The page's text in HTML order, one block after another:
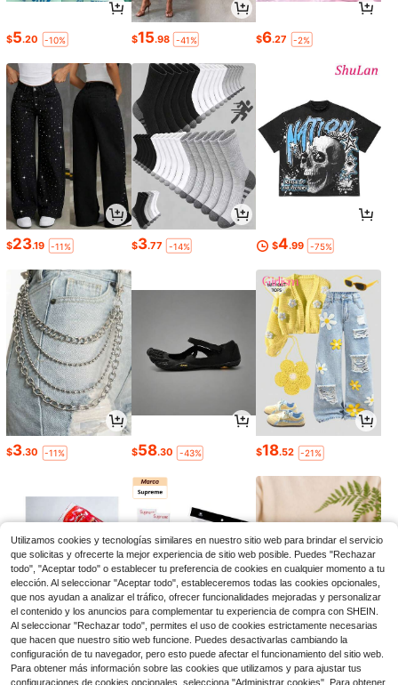
$5.20 -10% $15.98 -41% $6.27 -2%
$23.19 -11% $3.77 -14% $4.99 -75%
$3.30 -11% $58.30 -43% $18.52 -21%
$4.77 -18% $27.99 -44% $5.87 -20%
Utilizamos cookies y tecnologías similares en nuestro sitio web para brindar el servicio
que solicitas y ofrecerte la mejor experiencia de sitio web posible. Puedes "Rechazar
todo", "Aceptar todo" o establecer tu preferencia de cookies en cualquier momento a tu
elección. Al seleccionar "Aceptar todo", estableceremos todas las cookies opcionales,
que nos ayudan a analizar el tráfico, ofrecer funcionalidades mejoradas y personalizar
el contenido y los anuncios para complementar tu experiencia de compra con SHEIN.
Al seleccionar "Rechazar todo", permites el uso de cookies estrictamente necesarias
que hacen que nuestro sitio web funcione. Puedes desactivarlas cambiando la
configuración de tu navegador, pero esto puede afectar el funcionamiento del sitio web.
Para obtener más información sobre las cookies que utilizamos y para ajustar tus
configuraciones de cookies opcionales, selecciona "Administrar cookies". Para obtener